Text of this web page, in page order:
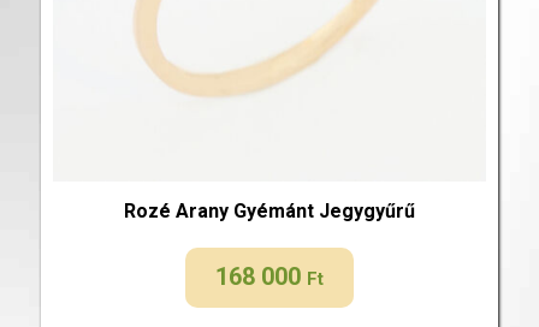
Rozé Arany Gyémánt Jegygyűrű
168 000 Ft